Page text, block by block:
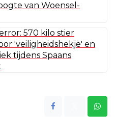
van Woensel-
570 kilo stier
'veiligheidshekje' en
tijdens Spaans